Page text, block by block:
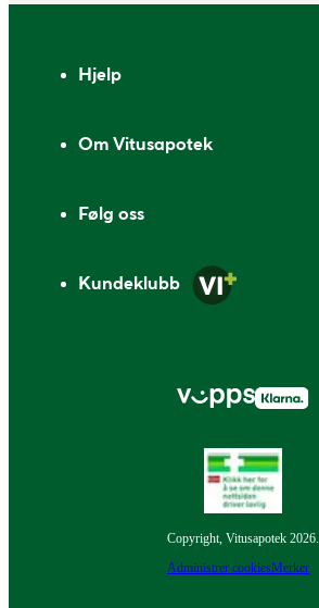
Hjelp
Om Vitusapotek
Følg oss
Kundeklubb
Copyright, Vitusapotek 2026.
Administrer cookiesMerker